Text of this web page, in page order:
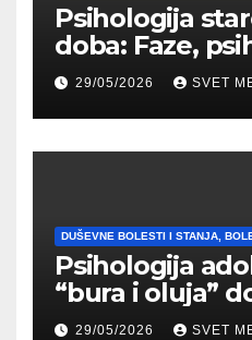
Psihologija
doba: Faze,
promene i
prilagođavanja
29/05/2026 SVET
DUŠEVNE BOLESTI I STANJA,
Psihologija
“bura i oluja”
stabilnog
29/05/2026 SVET